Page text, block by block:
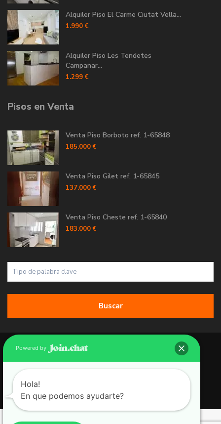
Alquiler Piso El Carme Ciutat Vella...
1.990 €
Alquiler Piso Les Tendetes
Campanar...
1.299 €
Pisos en Venta
Venta Piso Borboto ref. 1-65848
185.000 €
Venta Piso Gilet ref. 1-65845
137.000 €
Venta Piso Cheste ref. 1-65840
183.000 €
Buscar
Copyright 2026 | Grupo 90 inmobiliarias. All Rights Reserved.
Política de Cookies
Política de Privacidad
Aviso Legal
Powered by
Hola!
En que podemos ayudarte?